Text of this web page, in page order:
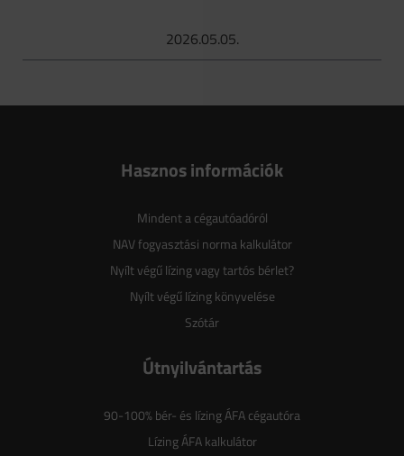
2026.05.05.
Hasznos információk
Mindent a cégautóadóról
NAV fogyasztási norma kalkulátor
Nyílt végű lízing vagy tartós bérlet?
Nyílt végű lízing könyvelése
Szótár
Útnyilvántartás
90-100% bér- és lízing ÁFA cégautóra
Lízing ÁFA kalkulátor